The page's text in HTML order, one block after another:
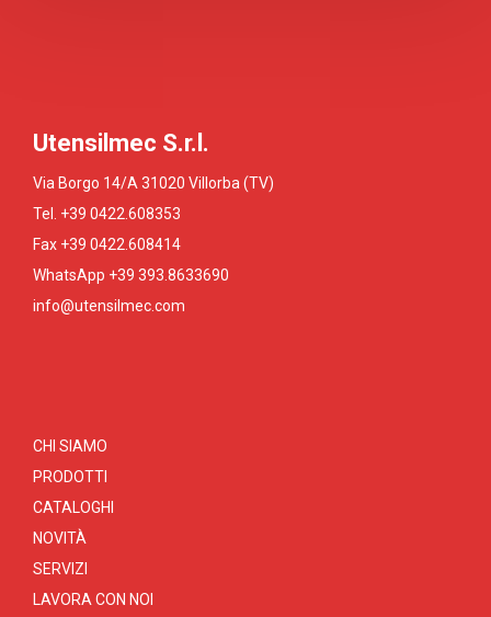
Utensilmec S.r.l.
Via Borgo 14/A 31020 Villorba (TV)
Tel. +39 0422.608353
Fax +39 0422.608414
WhatsApp +39 393.8633690
info@utensilmec.com
CHI SIAMO
PRODOTTI
CATALOGHI
NOVITÀ
SERVIZI
LAVORA CON NOI